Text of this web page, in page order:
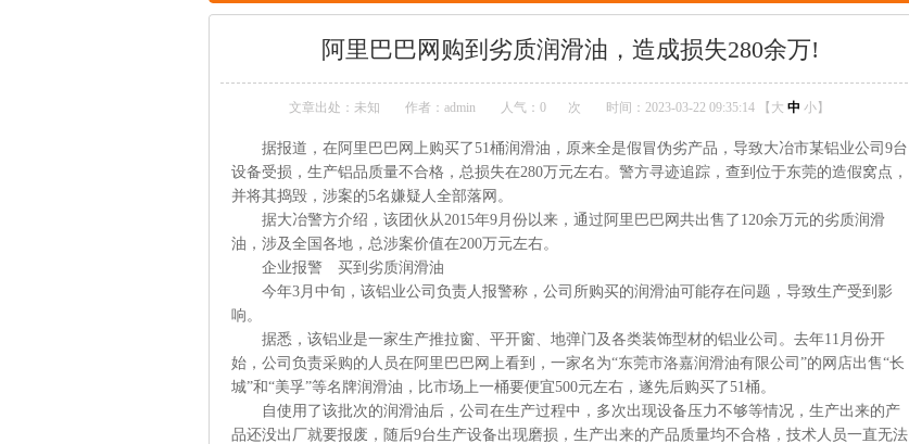
阿里巴巴网购到劣质润滑油，造成损失280余万!
文章出处：未知 作者：admin 人气： 0 次 时间：2023-03-22 09:35:14 【 大 中 小】
据报道，在阿里巴巴网上购买了51桶润滑油，原来全是假冒伪劣产品，导致大冶市某铝业公司9台
设备受损，生产铝品质量不合格，总损失在280万元左右。警方寻迹追踪，查到位于东莞的造假窝点，
并将其捣毁，涉案的5名嫌疑人全部落网。
据大冶警方介绍，该团伙从2015年9月份以来，通过阿里巴巴网共出售了120余万元的劣质润滑
油，涉及全国各地，总涉案价值在200万元左右。
企业报警 买到劣质润滑油
今年3月中旬，该铝业公司负责人报警称，公司所购买的润滑油可能存在问题，导致生产受到影
响。
据悉，该铝业是一家生产推拉窗、平开窗、地弹门及各类装饰型材的铝业公司。去年11月份开
始，公司负责采购的人员在阿里巴巴网上看到，一家名为“东莞市洛嘉润滑油有限公司”的网店出售“长
城”和“美孚”等名牌润滑油，比市场上一桶要便宜500元左右，遂先后购买了51桶。
自使用了该批次的润滑油后，公司在生产过程中，多次出现设备压力不够等情况，生产出来的产
品还没出厂就要报废，随后9台生产设备出现磨损，生产出来的产品质量均不合格，技术人员一直无法